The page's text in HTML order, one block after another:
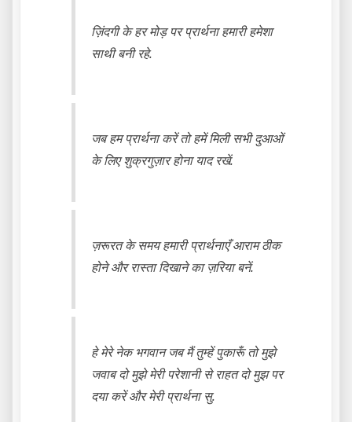
ज़िंदगी के हर मोड़ पर प्रार्थना हमारी हमेशा
साथी बनी रहे.
जब हम प्रार्थना करें तो हमें मिली सभी दुआओं
के लिए शुक्रगुज़ार होना याद रखें.
ज़रूरत के समय हमारी प्रार्थनाएँ आराम ठीक
होने और रास्ता दिखाने का ज़रिया बनें.
हे मेरे नेक भगवान जब मैं तुम्हें पुकारूँ तो मुझे
जवाब दो मुझे मेरी परेशानी से राहत दो मुझ पर
दया करें और मेरी प्रार्थना सु.